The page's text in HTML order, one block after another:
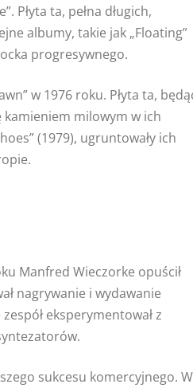
Płyta ta, pełna długich,
albumy, takie jak „Floating”
progresywnego.
w 1976 roku. Płyta ta,
kamieniem milowym w ich
(1979), ugruntowały ich
Manfred Wieczorke opuścił
nagrywanie i wydawanie
eksperymentował z
sukcesu komercyjnego. W